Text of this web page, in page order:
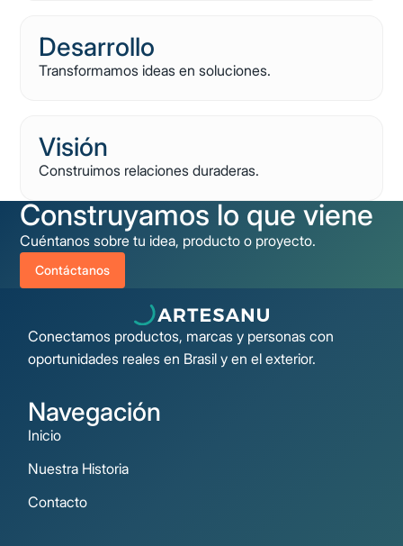
Desarrollo
Transformamos ideas en soluciones.
Visión
Construimos relaciones duraderas.
Construyamos lo que viene
Cuéntanos sobre tu idea, producto o proyecto.
Contáctanos
Conectamos productos, marcas y personas con
oportunidades reales en Brasil y en el exterior.
Navegación
Inicio
Nuestra Historia
Contacto